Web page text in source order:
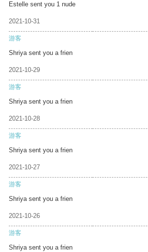
Estelle sent you 1 nude
2021-10-31
游客
Shriya sent you a frien
2021-10-29
游客
Shriya sent you a frien
2021-10-28
游客
Shriya sent you a frien
2021-10-27
游客
Shriya sent you a frien
2021-10-26
游客
Shriya sent you a frien